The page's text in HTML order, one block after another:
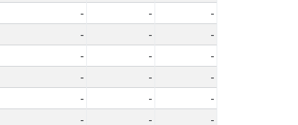
- -
-
- -
-
- -
-
- -
-
- -
-
- -
-